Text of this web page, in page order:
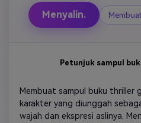
Menyalin.
Petunjuk sampul
Membuat sampul buku thriller
karakter yang diunggah
wajah dan ekspresi aslinya.